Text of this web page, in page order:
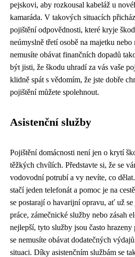
pejskovi, aby rozkousal kabeláž u
kamaráda. V takových situacích
pojištění odpovědnosti, které kryje
neúmyslně třetí osobě na majetku
nemusíte obávat finančních dopadů
být jisti, že škodu uhradí za vás vaše
klidně spát s vědomím, že jste dobře
pojištění můžete spolehnout.
Asistenční služby
Pojištění domácnosti není jen o krytí
těžkých chvílích. Představte si, že se
vodovodní potrubí a vy nevíte, co
stačí jeden telefonát a pomoc je na
se postarají o havarijní opravu, ať už se
práce, zámečnické služby nebo zásah
nejlepší, tyto služby jsou často
se nemusíte obávat dodatečných
situaci. Díky asistenčním službám se